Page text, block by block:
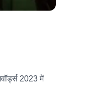
2023 में